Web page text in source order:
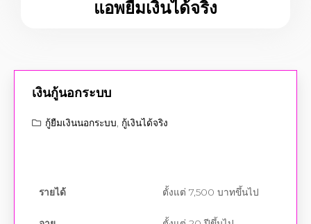
แอพยืมเงินได้จริง
เงินกู้นอกระบบ
กู้ยืมเงินนอกระบบ กู้เงินได้จริง
รายได้ ตั้งแต่ 7,500 บาทขึ้นไป